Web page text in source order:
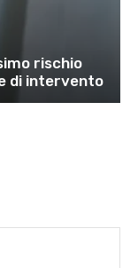
rischio
di intervento